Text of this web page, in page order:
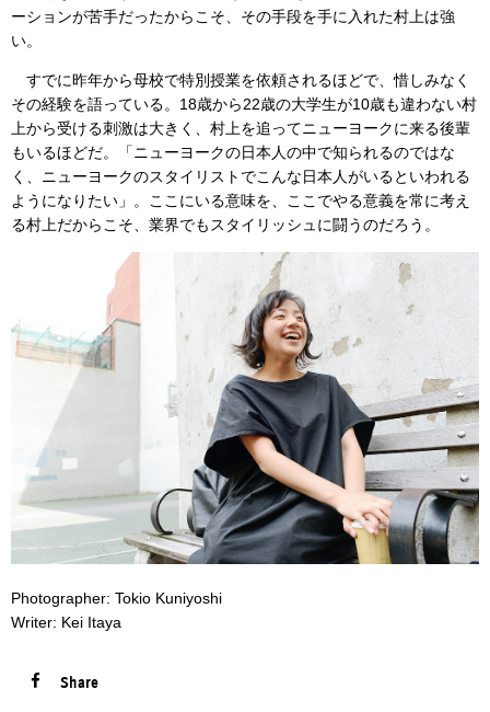
ーションが苦手だったからこそ、その手段を手に入れた村上は強
い。
すでに昨年から母校で特別授業を依頼されるほどで、惜しみなく
その経験を語っている。18歳から22歳の大学生が10歳も違わない村
上から受ける刺激は大きく、村上を追ってニューヨークに来る後輩
もいるほどだ。「ニューヨークの日本人の中で知られるのではな
く、ニューヨークのスタイリストでこんな日本人がいるといわれる
ようになりたい」。ここにいる意味を、ここでやる意義を常に考え
る村上だからこそ、業界でもスタイリッシュに闘うのだろう。
Photographer: Tokio Kuniyoshi
Writer: Kei Itaya
Share